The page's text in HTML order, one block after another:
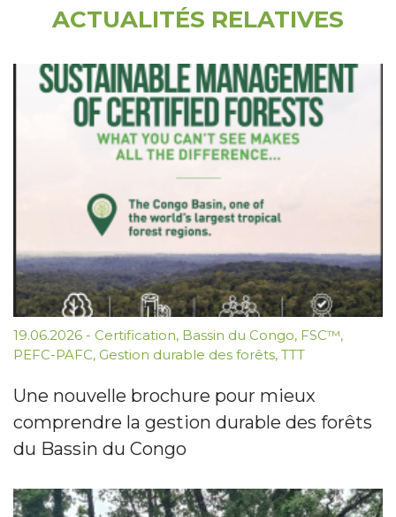
ACTUALITÉS RELATIVES
19.06.2026 - Certification, Bassin du Congo, FSC™,
PEFC-PAFC, Gestion durable des forêts, TTT
Une nouvelle brochure pour mieux
comprendre la gestion durable des forêts
du Bassin du Congo